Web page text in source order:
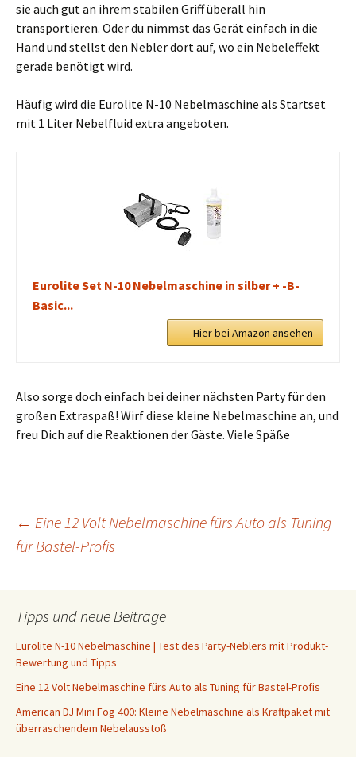
sie auch gut an ihrem stabilen Griff überall hin
transportieren. Oder du nimmst das Gerät einfach in die
Hand und stellst den Nebler dort auf, wo ein Nebeleffekt
gerade benötigt wird.
Häufig wird die Eurolite N-10 Nebelmaschine als Startset
mit 1 Liter Nebelfluid extra angeboten.
Eurolite Set N-10 Nebelmaschine in silber + -B-
Basic...
Hier bei Amazon ansehen
Also sorge doch einfach bei deiner nächsten Party für den
großen Extraspaß! Wirf diese kleine Nebelmaschine an, und
freu Dich auf die Reaktionen der Gäste. Viele Späße
Beitrags-
← Eine 12 Volt Nebelmaschine fürs Auto als Tuning
für Bastel-Profis
Tipps und neue Beiträge
Eurolite N-10 Nebelmaschine | Test des Party-Neblers mit Produkt-
Bewertung und Tipps
Eine 12 Volt Nebelmaschine fürs Auto als Tuning für Bastel-Profis
American DJ Mini Fog 400: Kleine Nebelmaschine als Kraftpaket mit
überraschendem Nebelausstoß